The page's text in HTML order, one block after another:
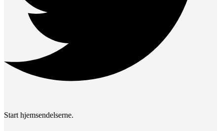
Start hjemsendelserne.